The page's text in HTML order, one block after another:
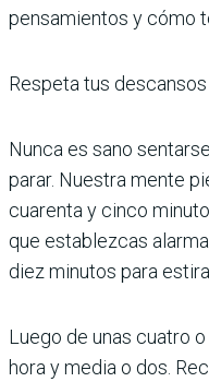
pensamientos y cómo
Respeta tus descansos
Nunca es sano
parar. Nuestra mente
cuarenta y cinco
que establezcas
diez minutos para
Luego de unas cuatro
hora y media o dos.